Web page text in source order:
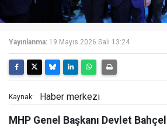
Yayınlanma: 19 Mayıs 2026 Salı 13:24
Kaynak: Haber merkezi
MHP Genel Başkanı Devlet